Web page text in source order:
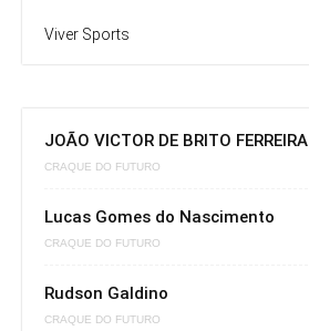
Viver Sports
JOÃO VICTOR DE BRITO FERREIRA
CRAQUE DO FUTURO
Lucas Gomes do Nascimento
CRAQUE DO FUTURO
Rudson Galdino
CRAQUE DO FUTURO